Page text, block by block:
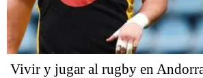
Vivir y jugar al rugby en